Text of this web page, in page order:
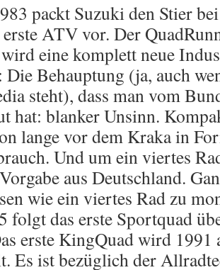
packt Suzuki den Stier
ATV vor. Der
eine komplett neue
Behauptung (ja, auch
steht), dass man vom
hat: blanker Unsinn.
lange vor dem Kraka in
Und um ein viertes
aus Deutschland.
wie ein viertes Rad zu
folgt das erste Sportquad
erste KingQuad wird 1991
Es ist bezüglich der